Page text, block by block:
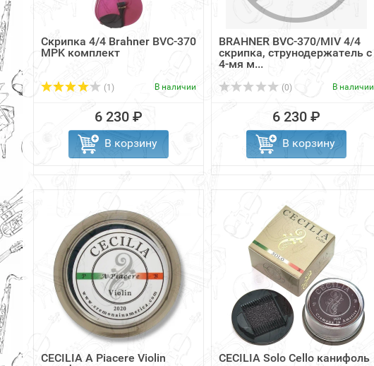
Скрипка 4/4 Brahner BVC-370
MPK комплект
(1) В наличии
6 230 ₽
В корзину
BRAHNER BVC-370/MIV 4/4
скрипка, струнодержатель с
4-мя м...
(0) В наличии
6 230 ₽
В корзину
CECILIA A Piacere Violin
CECILIA Solo Cello канифоль